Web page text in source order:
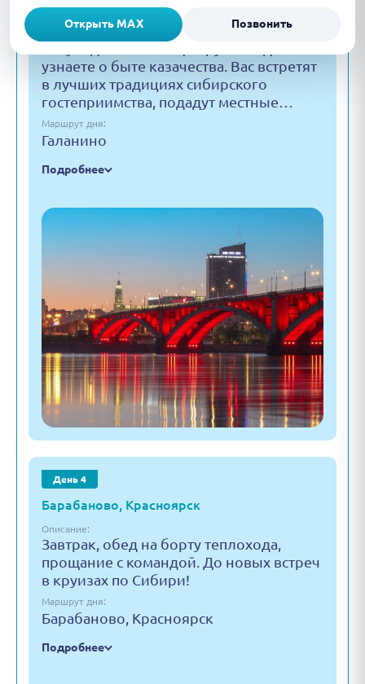
Галанино
Описание:
узнаете о быте казачества. Вас встретят
в лучших традициях сибирского
гостеприимства, подадут местные…
Маршрут дня:
Галанино
Подробнее
День 4
Барабаново, Красноярск
Описание:
Завтрак, обед на борту теплохода,
прощание с командой. До новых встреч
в круизах по Сибири!
Маршрут дня:
Барабаново, Красноярск
Подробнее
Открыть MAX Позвонить